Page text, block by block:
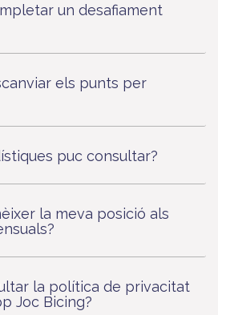
un desafiament
els punts per
puc consultar?
la meva posició als
la política de privacitat
Joc Bicing?